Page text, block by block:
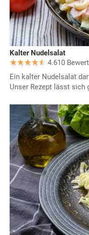
Kalter Nudelsalat
4.610
Ein kalter Nudelsalat
Unser Rezept lässt sich